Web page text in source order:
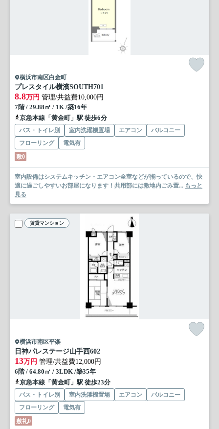
横浜市南区白金町
プレスタイル横濱SOUTH701
8.8万円 管理/共益費10,000円
7階 / 29.88㎡ / 1K /築16年
京急本線「黄金町」駅 徒歩6分
バス・トイレ別 室内洗濯機置場 エアコン
バルコニー
フローリング
電気有
敷0
室内設備はシステムキッチン・エアコン全室などが揃っているので、快
適に過ごしやすいお部屋になります！共用部には敷地内ごみ置... もっと
見る
賃貸マンション
横浜市南区平楽
日神パレステージ山手西602
13万円 管理/共益費12,000円
6階 / 64.80㎡ / 3LDK /築35年
京急本線「黄金町」駅 徒歩23分
バス・トイレ別 室内洗濯機置場 エアコン
バルコニー
フローリング
電気有
敷礼0